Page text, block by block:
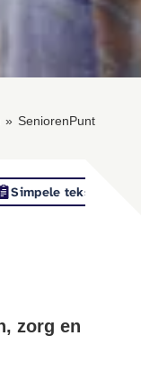
SeniorenPunt
Simpele tekst